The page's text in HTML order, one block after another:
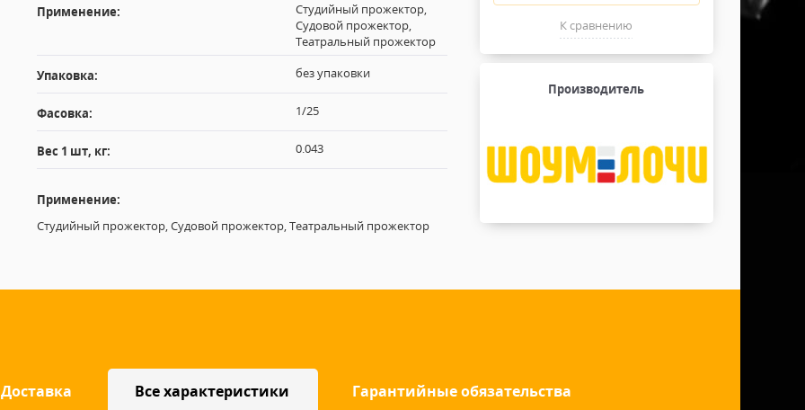
Применение:
Студийный прожектор,
Судовой прожектор,
Театральный прожектор
Упаковка: без упаковки
Фасовка: 1/25
Вес 1 шт, кг: 0.043
Применение:
Студийный прожектор, Судовой прожектор, Театральный прожектор
К сравнению
Производитель
Доставка Все характеристики Гарантийные обязательства